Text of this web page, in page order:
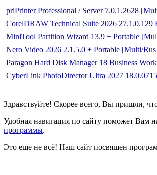
priPrinter Professional / Server 7.0.1.2628
CorelDRAW Technical Suite 2026
MiniTool Partition Wizard 13.9 + Portable
Nero Video 2026 2.1.5.0 + Portable [Multi/
Paragon Hard Disk Manager 18 Business
CyberLink PhotoDirector Ultra 2027
Здравствуйте! Скорее всего, Вы пришли,
Удобная навигация по сайту поможет Вам
программы.
Это еще не всё! Наш сайт посвящен